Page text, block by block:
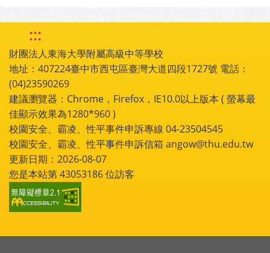
:::
財團法人東海大學附屬高級中等學校
地址：407224臺中市西屯區臺灣大道四段1727號 電話：
(04)23590269
建議瀏覽器：Chrome，Firefox，IE10.0以上版本 ( 螢幕最
佳顯示效果為1280*960 )
校園安全、霸凌、性平事件申訴專線 04-23504545
校園安全、霸凌、性平事件申訴信箱 angow@thu.edu.tw
更新日期：2026-08-07
您是本站第43053186位訪客